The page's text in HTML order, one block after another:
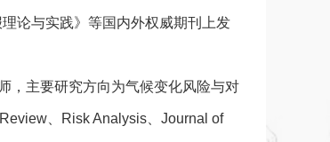
论与实践》等国内外权威期刊上发
，主要研究方向为气候变化风险与对
、Risk Analysis、Journal of